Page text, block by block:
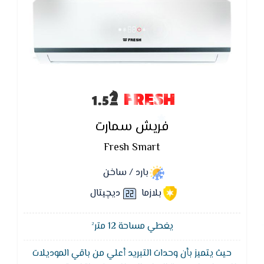
FRESH
فريش سمارت
Fresh Smart
بارد / ساخن
بلازما
ديچيتال
يغطي مساحة 12 متر²
حيث يتميز بأن وحدات التبريد أعلي من باقي الموديلات